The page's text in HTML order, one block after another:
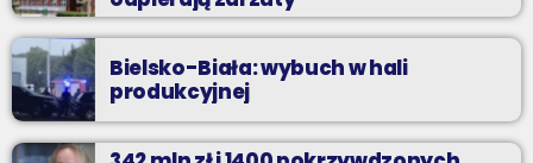
Bielsko-Biała: wybuch w hali
produkcyjnej